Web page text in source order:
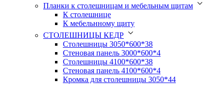
Планки к столешницам и мебельным щитам
К столешнице
К мебельнному щиту
СТОЛЕШНИЦЫ КЕДР
Столешницы 3050*600*38
Стеновая панель 3000*600*4
Столешницы 4100*600*38
Стеновая панель 4100*600*4
Кромка для столешницы 3050*44